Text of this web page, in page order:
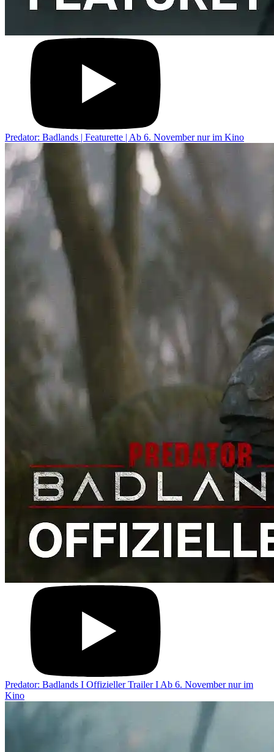
Predator: Badlands | Featurette | Ab 6. November nur im Kino
Predator: Badlands I Offizieller Trailer I Ab 6. November nur im
Kino